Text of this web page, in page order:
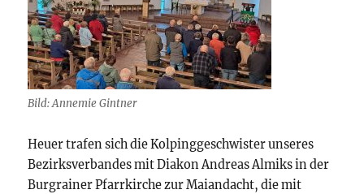
Bild: Annemie Gintner
Heuer trafen sich die Kolpinggeschwister unseres
Bezirksverbandes mit Diakon Andreas Almiks in der
Burgrainer Pfarrkirche zur Maiandacht, die mit